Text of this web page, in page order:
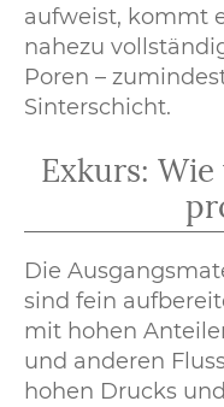
aufweist, kommt
nahezu
Poren –
Sinterschicht.
Exkurs:
Die
sind fein
mit hohen
und anderen
hohen Drucks